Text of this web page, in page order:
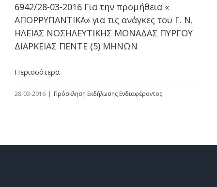
6942/28-03-2016 Για την προμήθεια «
ΑΠΟΡΡΥΠΑΝΤΙΚΑ» για τις ανάγκες του Γ. Ν.
ΗΛΕΙΑΣ ΝΟΣΗΛΕΥΤΙΚΗΣ ΜΟΝΑΔΑΣ ΠΥΡΓΟΥ
ΔΙΑΡΚΕΙΑΣ ΠΕΝΤΕ (5) ΜΗΝΩΝ
Περισσότερα
28-03-2016 | Πρόσκληση Εκδήλωσης Ενδιαφέροντος